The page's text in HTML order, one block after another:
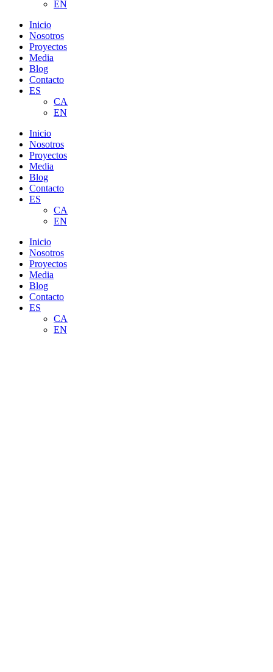
EN
Inicio
Nosotros
Proyectos
Media
Blog
Contacto
ES
CA
EN
Inicio
Nosotros
Proyectos
Media
Blog
Contacto
ES
CA
EN
Inicio
Nosotros
Proyectos
Media
Blog
Contacto
ES
CA
EN